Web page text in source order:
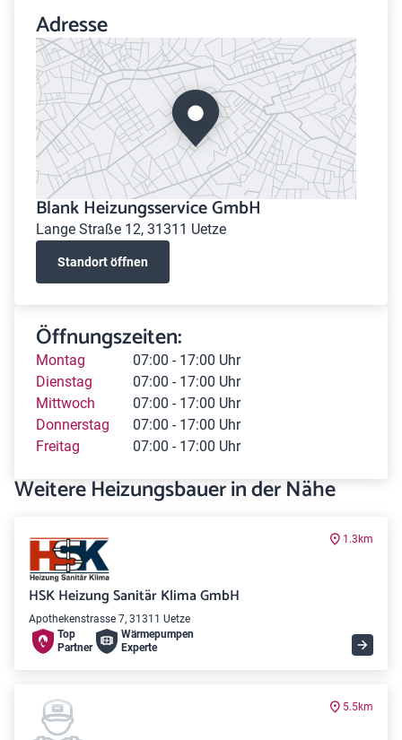
Adresse
Blank Heizungsservice GmbH
Lange Straße 12, 31311 Uetze
Standort öffnen
Öffnungszeiten:
Montag
07:00 - 17:00 Uhr
Dienstag
07:00 - 17:00 Uhr
Mittwoch
07:00 - 17:00 Uhr
Donnerstag
07:00 - 17:00 Uhr
Freitag
07:00 - 17:00 Uhr
Weitere Heizungsbauer in der Nähe
1.3km
HSK Heizung Sanitär Klima GmbH
Apothekenstrasse 7, 31311 Uetze
Top
Partner
Wärme­pumpen
Experte
5.5km